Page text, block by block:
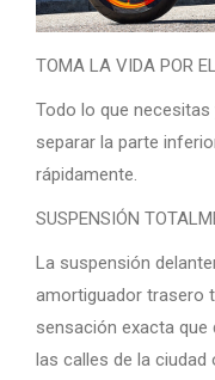
TOMA LA VIDA POR
Todo lo que
separar la parte
rápidamente.
SUSPENSIÓN
La suspensión
amortiguador trasero
sensación exacta que
las calles de la